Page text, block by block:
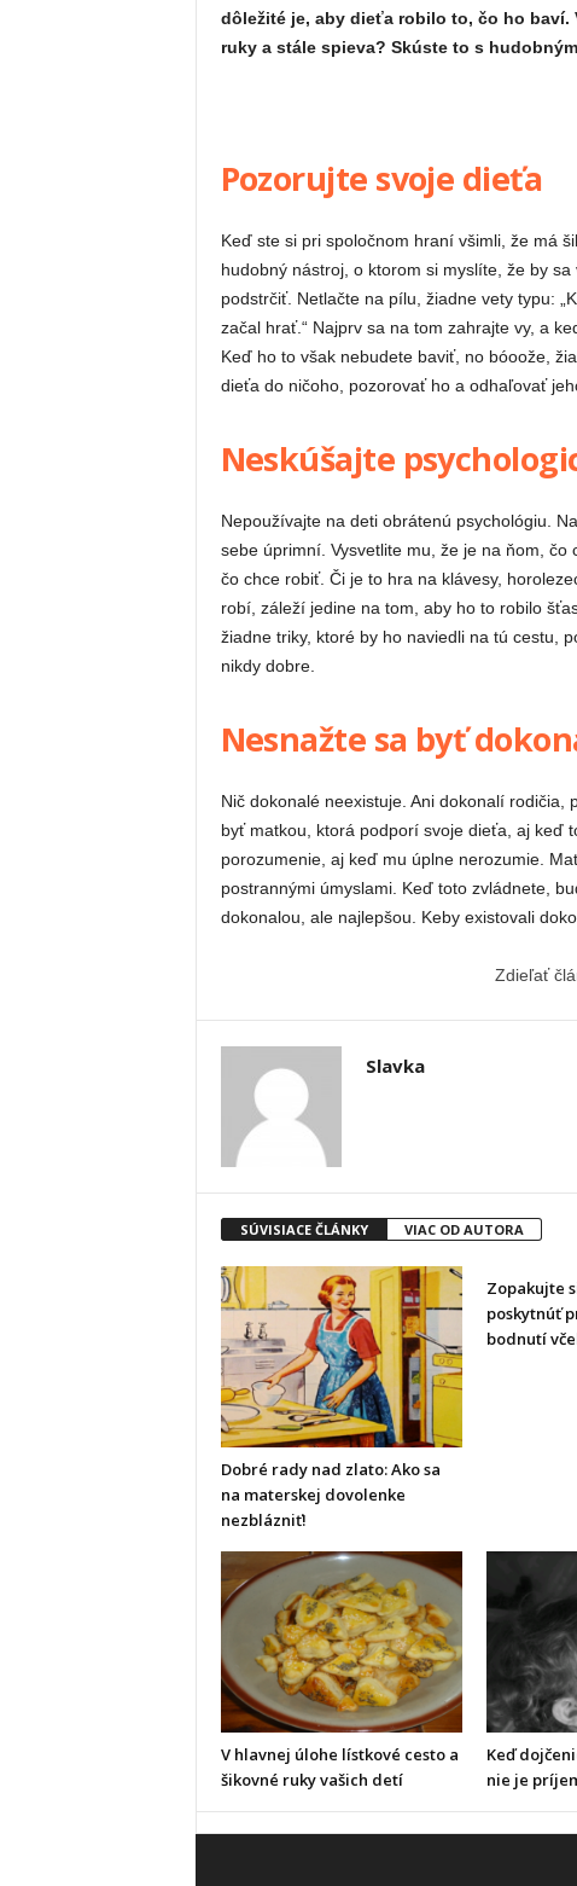
dôležité je, aby dieťa robilo to, čo ho baví.
ruky a stále spieva? Skúste to s
Pozorujte svoje dieťa
Keď ste si pri spoločnom hraní všimli, že má
hudobný nástroj, o ktorom si myslíte, že by
podstrčiť. Netlačte na pílu, žiadne vety typu:
začal hrať.“ Najprv sa na tom zahrajte vy, a
Keď ho to však nebudete baviť, no bóoože,
dieťa do ničoho, pozorovať ho a odhaľovať
Neskúšajte
Nepoužívajte na deti obrátenú psychológiu.
sebe úprimní. Vysvetlite mu, že je na ňom,
čo chce robiť. Či je to hra na klávesy,
robí, záleží jedine na tom, aby ho to robilo
žiadne triky, ktoré by ho naviedli na tú cestu,
nikdy dobre.
Nesnažte sa byť
Nič dokonalé neexistuje. Ani dokonalí
byť matkou, ktorá podporí svoje dieťa, aj keď
porozumenie, aj keď mu úplne nerozumie.
postrannými úmyslami. Keď toto zvládnete,
dokonalou, ale najlepšou. Keby existovali
Zdieľať
Slavka
SÚVISIACE ČLÁNKY VIAC OD AUTORA
Dobré rady nad zlato: Ako sa
na materskej dovolenke
nezblázniť!
Zopakujte
poskytnúť
bodnutí
V hlavnej úlohe lístkové cesto a
šikovné ruky vašich detí
Keď
nie je